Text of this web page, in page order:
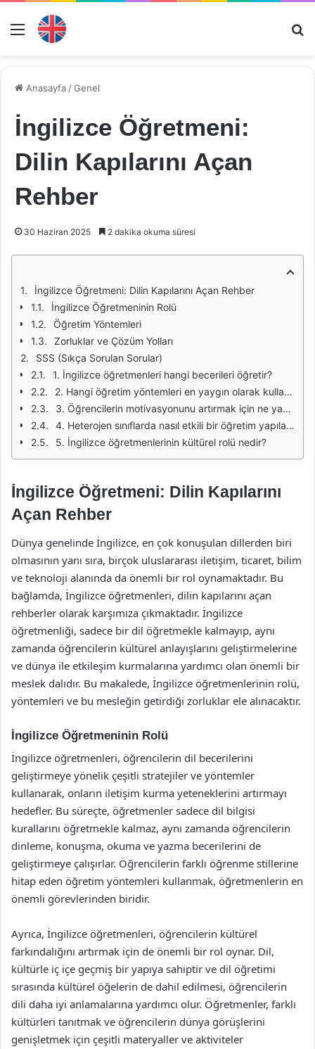
Menü
Anasayfa /Genel
İngilizce Öğretmeni:
Dilin Kapılarını Açan
Rehber
30 Haziran 2025 2 dakika okuma süresi
İngilizce Öğretmeni: Dilin Kapılarını Açan Rehber
İngilizce Öğretmeninin Rolü
Öğretim Yöntemleri
Zorluklar ve Çözüm Yolları
SSS (Sıkça Sorulan Sorular)
1. İngilizce öğretmenleri hangi becerileri öğretir?
2. Hangi öğretim yöntemleri en yaygın olarak kullanılır?
3. Öğrencilerin motivasyonunu artırmak için ne yapılabilir?
4. Heterojen sınıflarda nasıl etkili bir öğretim yapılabilir?
5. İngilizce öğretmenlerinin kültürel rolü nedir?
İngilizce Öğretmeni: Dilin Kapılarını
Açan Rehber
Dünya genelinde İngilizce, en çok konuşulan dillerden biri
olmasının yanı sıra, birçok uluslararası iletişim, ticaret, bilim
ve teknoloji alanında da önemli bir rol oynamaktadır. Bu
bağlamda, İngilizce öğretmenleri, dilin kapılarını açan
rehberler olarak karşımıza çıkmaktadır. İngilizce
öğretmenliği, sadece bir dil öğretmekle kalmayıp, aynı
zamanda öğrencilerin kültürel anlayışlarını geliştirmelerine
ve dünya ile etkileşim kurmalarına yardımcı olan önemli bir
meslek dalıdır. Bu makalede, İngilizce öğretmenlerinin rolü,
yöntemleri ve bu mesleğin getirdiği zorluklar ele alınacaktır.
İngilizce Öğretmeninin Rolü
İngilizce öğretmenleri, öğrencilerin dil becerilerini
geliştirmeye yönelik çeşitli stratejiler ve yöntemler
kullanarak, onların iletişim kurma yeteneklerini artırmayı
hedefler. Bu süreçte, öğretmenler sadece dil bilgisi
kurallarını öğretmekle kalmaz, aynı zamanda öğrencilerin
dinleme, konuşma, okuma ve yazma becerilerini de
geliştirmeye çalışırlar. Öğrencilerin farklı öğrenme stillerine
hitap eden öğretim yöntemleri kullanmak, öğretmenlerin en
önemli görevlerinden biridir.
Ayrıca, İngilizce öğretmenleri, öğrencilerin kültürel
farkındalığını artırmak için de önemli bir rol oynar. Dil,
kültürle iç içe geçmiş bir yapıya sahiptir ve dil öğretimi
sırasında kültürel öğelerin de dahil edilmesi, öğrencilerin
dili daha iyi anlamalarına yardımcı olur. Öğretmenler, farklı
kültürleri tanıtmak ve öğrencilerin dünya görüşlerini
genişletmek için çeşitli materyaller ve aktiviteler